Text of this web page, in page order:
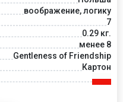
воображение, логику
7
0.29 кг.
менее 8
Gentleness of Friendship
Картон